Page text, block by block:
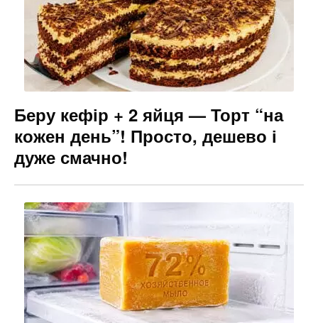
Беру кефір + 2 яйця — Торт “на
кожен день”! Просто, дешево і
дуже смачно!